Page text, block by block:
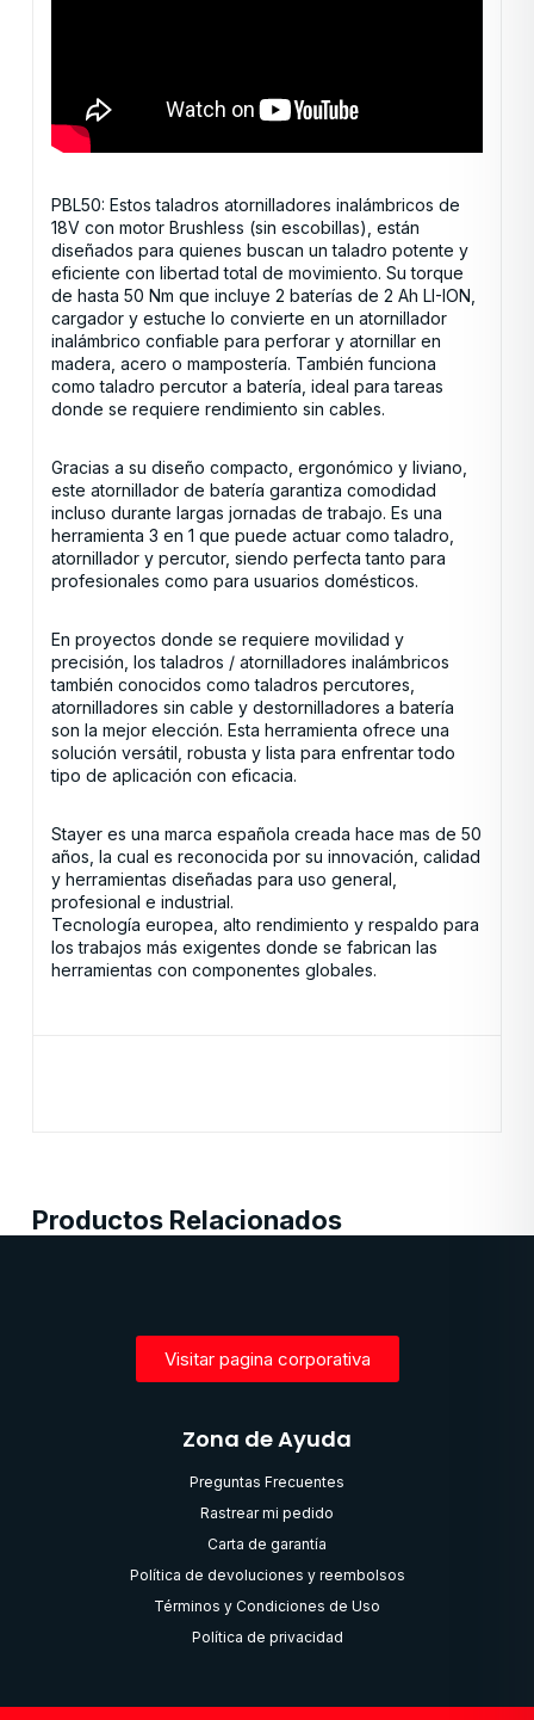
PBL50: Estos taladros atornilladores inalámbricos de
18V con motor Brushless (sin escobillas), están
diseñados para quienes buscan un taladro potente y
eficiente con libertad total de movimiento. Su torque
de hasta 50 Nm que incluye 2 baterías de 2 Ah LI-ION,
cargador y estuche lo convierte en un atornillador
inalámbrico confiable para perforar y atornillar en
madera, acero o mampostería. También funciona
como taladro percutor a batería, ideal para tareas
donde se requiere rendimiento sin cables.
Gracias a su diseño compacto, ergonómico y liviano,
este atornillador de batería garantiza comodidad
incluso durante largas jornadas de trabajo. Es una
herramienta 3 en 1 que puede actuar como taladro,
atornillador y percutor, siendo perfecta tanto para
profesionales como para usuarios domésticos.
En proyectos donde se requiere movilidad y
precisión, los taladros / atornilladores inalámbricos
también conocidos como taladros percutores,
atornilladores sin cable y destornilladores a batería
son la mejor elección. Esta herramienta ofrece una
solución versátil, robusta y lista para enfrentar todo
tipo de aplicación con eficacia.
Stayer es una marca española creada hace mas de 50
años, la cual es reconocida por su innovación, calidad
y herramientas diseñadas para uso general,
profesional e industrial.
Tecnología europea, alto rendimiento y respaldo para
los trabajos más exigentes donde se fabrican las
herramientas con componentes globales.
Productos Relacionados
Visitar pagina corporativa
Zona de Ayuda
Preguntas Frecuentes
Rastrear mi pedido
Carta de garantía
Política de devoluciones y reembolsos
Términos y Condiciones de Uso
Política de privacidad